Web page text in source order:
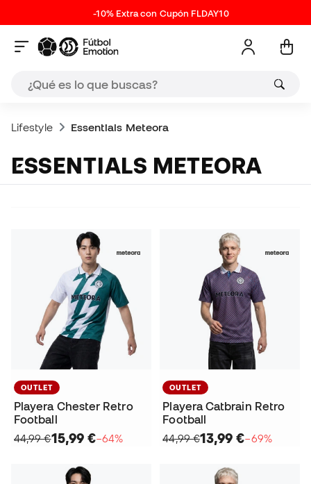
-10% Extra con Cupón FLDAY10
Lifestyle Essentials Meteora
ESSENTIALS METEORA
OUTLET
Playera Chester Retro
Football
44,99 €15,99 €−64%
OUTLET
Playera Catbrain Retro
Football
44,99 €13,99 €−69%